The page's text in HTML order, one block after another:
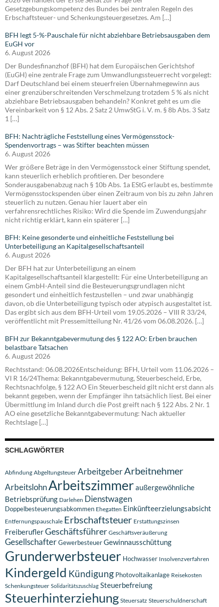
Gesetzgebungskompetenz des Bundes bei zentralen Regeln des
Erbschaftsteuer- und Schenkungsteuergesetzes. Am […]
BFH legt 5-%-Pauschale für nicht abziehbare Betriebsausgaben dem
EuGH vor
6. August 2026
Der Bundesfinanzhof (BFH) hat dem Europäischen Gerichtshof
(EuGH) eine zentrale Frage zum Umwandlungssteuerrecht vorgelegt:
Darf Deutschland bei einem steuerfreien Übernahmegewinn aus
einer grenzüberschreitenden Verschmelzung trotzdem 5 % als nicht
abziehbare Betriebsausgaben behandeln? Konkret geht es um die
Vereinbarkeit von § 12 Abs. 2 Satz 2 UmwStG i. V. m. § 8b Abs. 3 Satz
1 […]
BFH: Nachträgliche Feststellung eines Vermögensstock-
Spendenvortrags – was Stifter beachten müssen
6. August 2026
Wer größere Beträge in den Vermögensstock einer Stiftung spendet,
kann steuerlich erheblich profitieren. Der besondere
Sonderausgabenabzug nach § 10b Abs. 1a EStG erlaubt es, bestimmte
Vermögensstockspenden über einen Zeitraum von bis zu zehn Jahren
steuerlich zu nutzen. Genau hier lauert aber ein
verfahrensrechtliches Risiko: Wird die Spende im Zuwendungsjahr
nicht richtig erklärt, kann ein späterer […]
BFH: Keine gesonderte und einheitliche Feststellung bei
Unterbeteiligung an Kapitalgesellschaftsanteil
6. August 2026
Der BFH hat zur Unterbeteiligung an einem
Kapitalgesellschaftsanteil klargestellt: Für eine Unterbeteiligung an
einem GmbH-Anteil sind die Besteuerungsgrundlagen nicht
gesondert und einheitlich festzustellen – und zwar unabhängig
davon, ob die Unterbeteiligung typisch oder atypisch ausgestaltet ist.
Das ergibt sich aus dem BFH-Urteil vom 19.05.2026 – VIII R 33/24,
veröffentlicht mit Pressemitteilung Nr. 41/26 vom 06.08.2026. […]
BFH zur Bekanntgabevermutung des § 122 AO: Erben brauchen
belastbare Tatsachen
6. August 2026
Rechtsstand: 06.08.2026Entscheidung: BFH, Urteil vom 11.06.2026 –
VI R 16/24Thema: Bekanntgabevermutung, Steuerbescheid, Erbe,
Rechtsnachfolge, § 122 AO Ein Steuerbescheid gilt nicht erst dann als
bekannt gegeben, wenn der Empfänger ihn tatsächlich liest. Bei einer
Übermittlung im Inland durch die Post greift nach § 122 Abs. 2 Nr. 1
AO eine gesetzliche Bekanntgabevermutung: Nach aktueller
Rechtslage […]
SCHLAGWÖRTER
Abfindung Abgeltungsteuer ArbeitgeberArbeitnehmer
ArbeitslohnArbeitszimmeraußergewöhnliche
Betriebsprüfung Darlehen Dienstwagen
Doppelbesteuerungsabkommen Ehegatten Einkünfteerzielungsabsicht
Entfernungspauschale Erbschaftsteuer Erstattungszinsen
FreiberuflerGeschäftsführer Geschäftsveräußerung
GesellschafterGewerbesteuerGewinnausschüttung
Grunderwerbsteuer Hochwasser Insolvenzverfahren
Kindergeld Kündigung Photovoltaikanlage Reisekosten
Schenkungsteuer Solidaritätszuschlag Steuerbefreiung
Steuerhinterziehung Steuersatz Steuerschuldnerschaft